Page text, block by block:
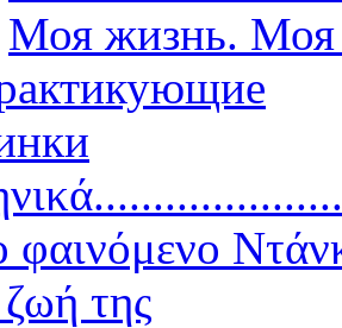
Моя жизнь. Моя
φαινόμενο
της